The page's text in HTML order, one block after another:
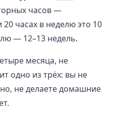
часов —
часах в неделю это 10
— 12–13 недель.
месяца, не
одно из трёх: вы не
не делаете домашние